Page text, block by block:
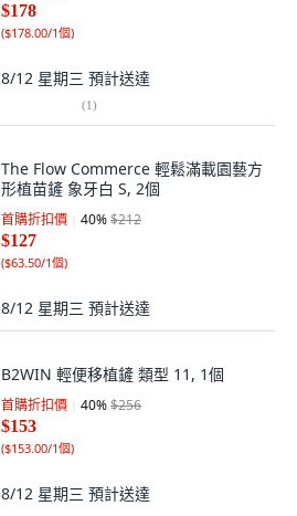
$178
($178.00/1個)
8/12 星期三 預計送達
(1)
The Flow Commerce 輕鬆滿載園藝方
形植苗鏟 象牙白 S, 2個
首購折扣價 40%$212
$127
($63.50/1個)
8/12 星期三 預計送達
B2WIN 輕便移植鏟 類型 11, 1個
首購折扣價 40%$256
$153
($153.00/1個)
8/12 星期三 預計送達